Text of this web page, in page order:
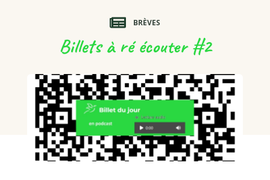
BRÈVES
Billets à ré écouter #2